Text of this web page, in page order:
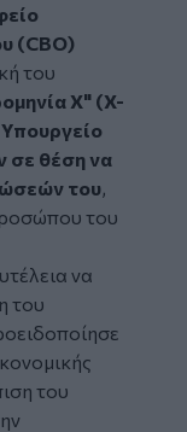
(CBO)
του
Χ" (X-
Υπουργείο
σε θέση να
του,
του
να
του
του